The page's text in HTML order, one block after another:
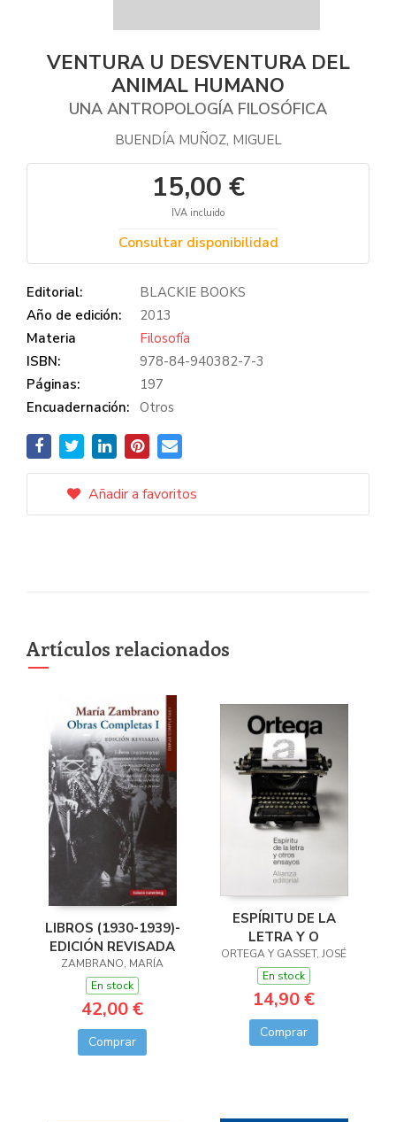
VENTURA U DESVENTURA DEL
ANIMAL HUMANO
UNA ANTROPOLOGÍA FILOSÓFICA
BUENDÍA MUÑOZ, MIGUEL
15,00 €
IVA incluido
Consultar disponibilidad
Editorial:
BLACKIE BOOKS
Año de edición:
2013
Materia
Filosofía
ISBN:
978-84-940382-7-3
Páginas:
197
Encuadernación: Otros
Añadir a favoritos
Artículos relacionados
LIBROS (1930-1939)-
EDICIÓN REVISADA
ZAMBRANO, MARÍA
En stock
42,00 €
Comprar
ESPÍRITU DE LA
LETRA Y O
ORTEGA Y GASSET, JOSÉ
En stock
14,90 €
Comprar